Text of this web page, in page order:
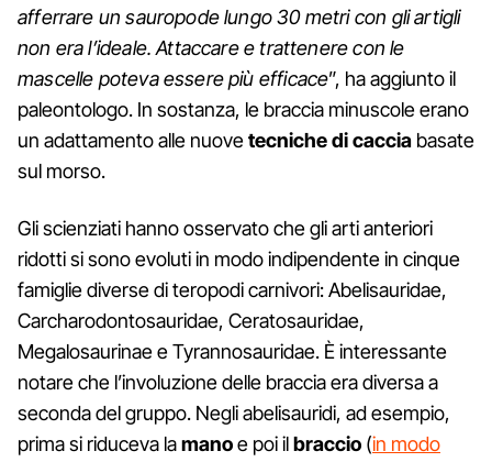
afferrare un sauropode lungo 30 metri con gli artigli
non era l’ideale. Attaccare e trattenere con le
mascelle poteva essere più efficace”, ha aggiunto il
paleontologo. In sostanza, le braccia minuscole erano
un adattamento alle nuovetecniche di caccia basate
sul morso.
Gli scienziati hanno osservato che gli arti anteriori
ridotti si sono evoluti in modo indipendente in cinque
famiglie diverse di teropodi carnivori: Abelisauridae,
Carcharodontosauridae, Ceratosauridae,
Megalosaurinae e Tyrannosauridae. È interessante
notare che l’involuzione delle braccia era diversa a
seconda del gruppo. Negli abelisauridi, ad esempio,
prima si riduceva lamanoe poi ilbraccio (in modo